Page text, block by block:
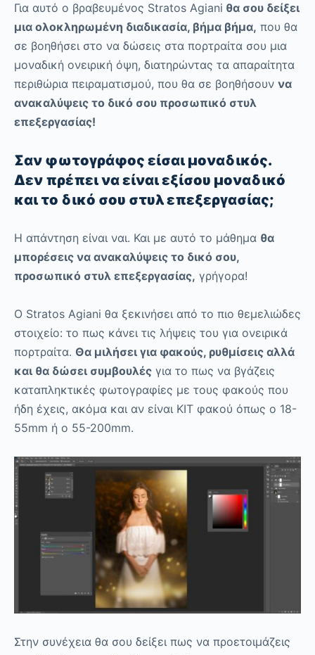
Για αυτό ο βραβευμένος Stratos Agiani θα σου δείξει
μια ολοκληρωμένη διαδικασία, βήμα βήμα, που θα
σε βοηθήσει στο να δώσεις στα πορτραίτα σου μια
μοναδική ονειρική όψη, διατηρώντας τα απαραίτητα
περιθώρια πειραματισμού, που θα σε βοηθήσουν να
ανακαλύψεις το δικό σου προσωπικό στυλ
επεξεργασίας!
Σαν φωτογράφος είσαι μοναδικός.
Δεν πρέπει να είναι εξίσου μοναδικό
και το δικό σου στυλ επεξεργασίας;
Η απάντηση είναι ναι. Και με αυτό το μάθημα θα
μπορέσεις να ανακαλύψεις το δικό σου,
προσωπικό στυλ επεξεργασίας, γρήγορα!
O Stratos Agiani θα ξεκινήσει από το πιο θεμελιώδες
στοιχείο: το πως κάνει τις λήψεις του για ονειρικά
πορτραίτα. Θα μιλήσει για φακούς, ρυθμίσεις αλλά
και θα δώσει συμβουλές για το πως να βγάζεις
καταπληκτικές φωτογραφίες με τους φακούς που
ήδη έχεις, ακόμα και αν είναι ΚΙΤ φακού όπως ο 18-
55mm ή ο 55-200mm.
Στην συνέχεια θα σου δείξει πως να προετοιμάζεις